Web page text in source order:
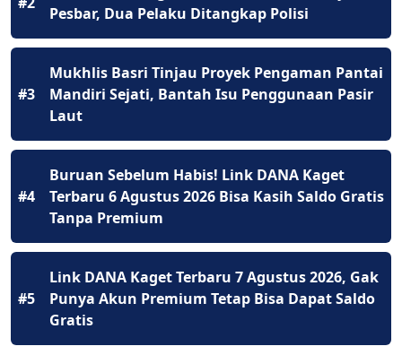
Pesbar, Dua Pelaku Ditangkap Polisi
#3
Mukhlis Basri Tinjau Proyek Pengaman Pantai
Mandiri Sejati, Bantah Isu Penggunaan Pasir
Laut
#4
Buruan Sebelum Habis! Link DANA Kaget
Terbaru 6 Agustus 2026 Bisa Kasih Saldo Gratis
Tanpa Premium
#5
Link DANA Kaget Terbaru 7 Agustus 2026, Gak
Punya Akun Premium Tetap Bisa Dapat Saldo
Gratis